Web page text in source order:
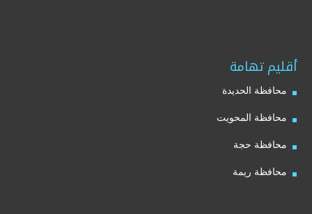
أقليم تهامة
محافظة الحديدة
محافظة المحويت
محافظة حجة
محافظة ريمة